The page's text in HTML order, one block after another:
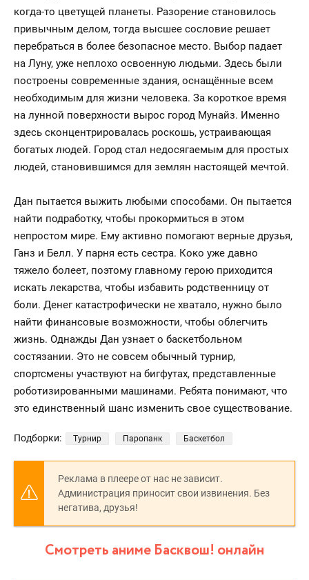
когда-то цветущей планеты. Разорение становилось
привычным делом, тогда высшее сословие решает
перебраться в более безопасное место. Выбор падает
на Луну, уже неплохо освоенную людьми. Здесь были
построены современные здания, оснащённые всем
необходимым для жизни человека. За короткое время
на лунной поверхности вырос город Мунайз. Именно
здесь сконцентрировалась роскошь, устраивающая
богатых людей. Город стал недосягаемым для простых
людей, становившимся для землян настоящей мечтой.
Дан пытается выжить любыми способами. Он пытается
найти подработку, чтобы прокормиться в этом
непростом мире. Ему активно помогают верные друзья,
Ганз и Белл. У парня есть сестра. Коко уже давно
тяжело болеет, поэтому главному герою приходится
искать лекарства, чтобы избавить родственницу от
боли. Денег катастрофически не хватало, нужно было
найти финансовые возможности, чтобы облегчить
жизнь. Однажды Дан узнает о баскетбольном
состязании. Это не совсем обычный турнир,
спортсмены участвуют на бигфутах, представленные
роботизированными машинами. Ребята понимают, что
это единственный шанс изменить свое существование.
Подборки: Турнир Паропанк Баскетбол
Реклама в плеере от нас не зависит.
Администрация приносит свои извинения. Без
негатива, друзья!
Смотреть аниме Басквош! онлайн